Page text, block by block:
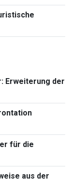
Erweiterung der
für die
aus der